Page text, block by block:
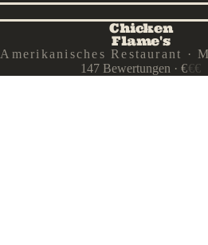
Chicken
Flame's
Amerikanisches Restaurant ·
147 Bewertungen ·€€€